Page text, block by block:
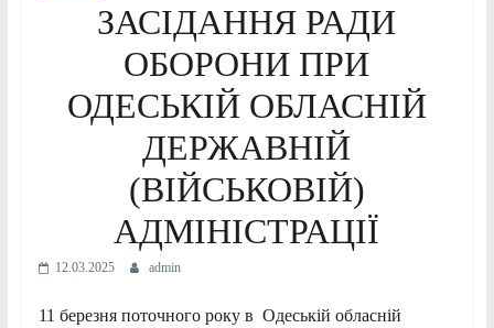
ЗАСІДАННЯ РАДИ
ОБОРОНИ ПРИ
ОДЕСЬКІЙ ОБЛАСНІЙ
ДЕРЖАВНІЙ
(ВІЙСЬКОВІЙ)
АДМІНІСТРАЦІЇ
12.03.2025 admin
11 березня поточного року в Одеській обласній